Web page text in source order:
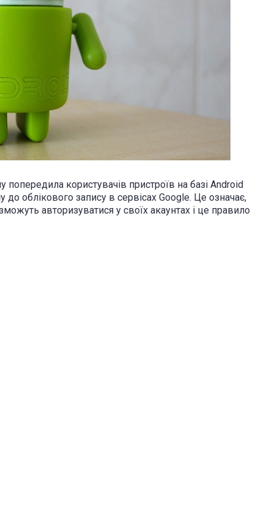
попередила користувачів пристроїв на базі Android
облікового запису в сервісах Google. Це означає,
авторизуватися у своїх акаунтах і це правило